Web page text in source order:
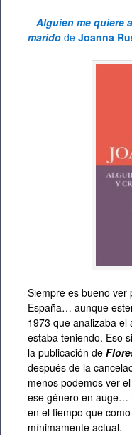
– Alguien me quiere
marido de Joanna
Siempre es bueno ver
España… aunque
1973 que analizaba
estaba teniendo. Eso
la publicación de
después de la
menos podemos ver
ese género en auge…
en el tiempo que
mínimamente actual.